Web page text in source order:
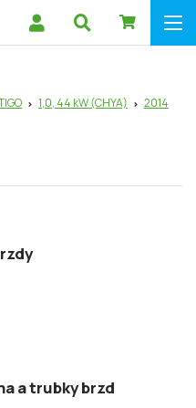
1,0, 44 kW (CHYA)
2014
a trubky brzd